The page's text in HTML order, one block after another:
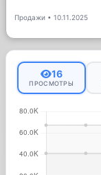
Продажи • 10.11.2025
16
ПРОСМОТРЫ